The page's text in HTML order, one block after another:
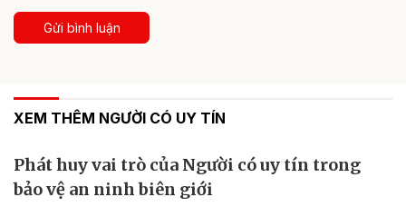
Gửi bình luận
XEM THÊM NGƯỜI CÓ UY TÍN
Phát huy vai trò của Người có uy tín trong
bảo vệ an ninh biên giới